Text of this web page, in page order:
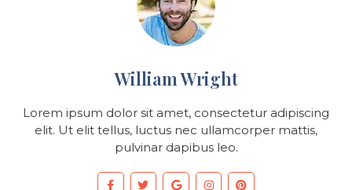
William Wright
Lorem ipsum dolor sit amet, consectetur adipiscing
elit. Ut elit tellus, luctus nec ullamcorper mattis,
pulvinar dapibus leo.